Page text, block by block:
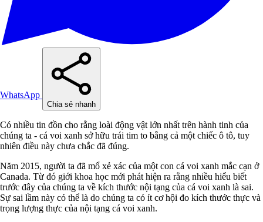
WhatsApp
Chia sẻ nhanh
Có nhiều tin đồn cho rằng loài động vật lớn nhất trên hành tinh của
chúng ta - cá voi xanh sở hữu trái tim to bằng cả một chiếc ô tô, tuy
nhiên điều này chưa chắc đã đúng.
Năm 2015, người ta đã mổ xẻ xác của một con cá voi xanh mắc cạn ở
Canada. Từ đó giới khoa học mới phát hiện ra rằng nhiều hiểu biết
trước đây của chúng ta về kích thước nội tạng của cá voi xanh là sai.
Sự sai lầm này có thể là do chúng ta có ít cơ hội đo kích thước thực và
trọng lượng thực của nội tạng cá voi xanh.